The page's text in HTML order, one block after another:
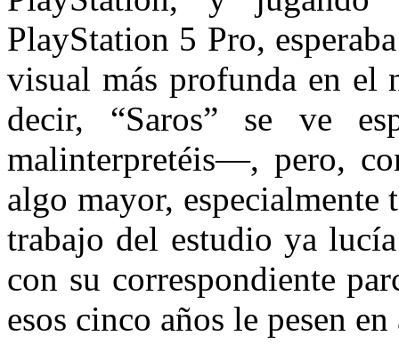
PlayStation 5 Pro,
visual más profunda en el
decir, “Saros” se ve
malinterpretéis—, pero,
algo mayor, especialmente
trabajo del estudio ya
con su correspondiente
esos cinco años le pesen